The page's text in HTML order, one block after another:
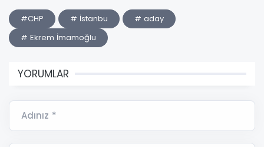
#CHP # İstanbu
# aday
# Ekrem İmamoğlu
YORUMLAR
Adınız *